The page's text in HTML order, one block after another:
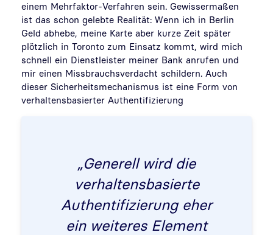
einem Mehrfaktor-Verfahren sein. Gewissermaßen
ist das schon gelebte Realität: Wenn ich in Berlin
Geld abhebe, meine Karte aber kurze Zeit später
plötzlich in Toronto zum Einsatz kommt, wird mich
schnell ein Dienstleister meiner Bank anrufen und
mir einen Missbrauchsverdacht schildern. Auch
dieser Sicherheitsmechanismus ist eine Form von
verhaltensbasierter Authentifizierung
„Generell wird die
verhaltensbasierte
Authentifizierung eher
ein weiteres Element